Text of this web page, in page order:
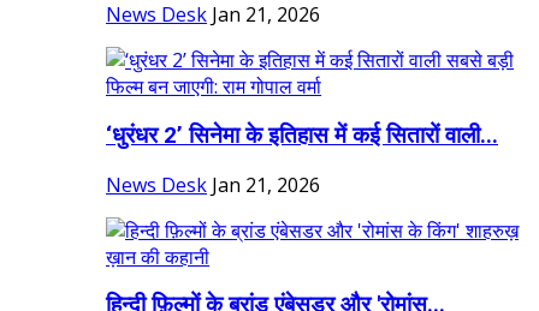
News Desk Jan 21, 2026
‘धुरंधर 2’ सिनेमा के इतिहास में कई सितारों वाली...
News Desk Jan 21, 2026
हिन्दी फ़िल्मों के ब्रांड एंबेसडर और 'रोमांस...